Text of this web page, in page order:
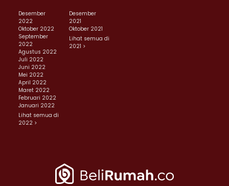
Desember
2022
Oktober 2022
September
2022
Agustus 2022
Juli 2022
Juni 2022
Mei 2022
April 2022
Maret 2022
Februari 2022
Januari 2022
Lihat semua di
2022 >
Desember
2021
Oktober 2021
Lihat semua di
2021 >